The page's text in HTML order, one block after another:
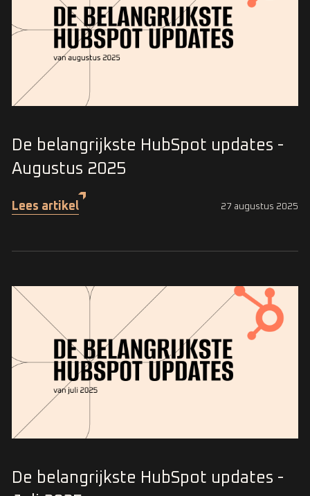
De belangrijkste HubSpot updates -
Augustus 2025
Lees artikel 27 augustus 2025
De belangrijkste HubSpot updates -